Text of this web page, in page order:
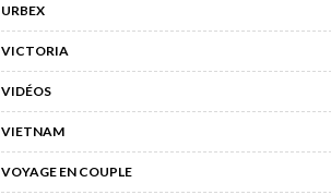
URBEX
VICTORIA
VIDÉOS
VIETNAM
VOYAGE EN COUPLE